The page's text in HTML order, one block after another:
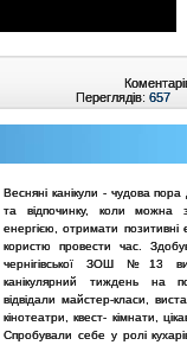
Переглядів: 657
Весняні канікули - чудова пора
та відпочинку, коли можна
енергією, отримати позитивні
користю провести час.
чернігівської ЗОШ №13
канікулярний тиждень на
відвідали майстер-класи,
кінотеатри, квест- кімнати,
Спробували себе у ролі